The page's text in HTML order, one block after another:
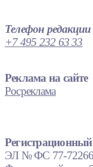
Телефон редакции
+7 495 232 63 33
Реклама на сайте
Росреклама
ЭЛ № ФС 77-72266